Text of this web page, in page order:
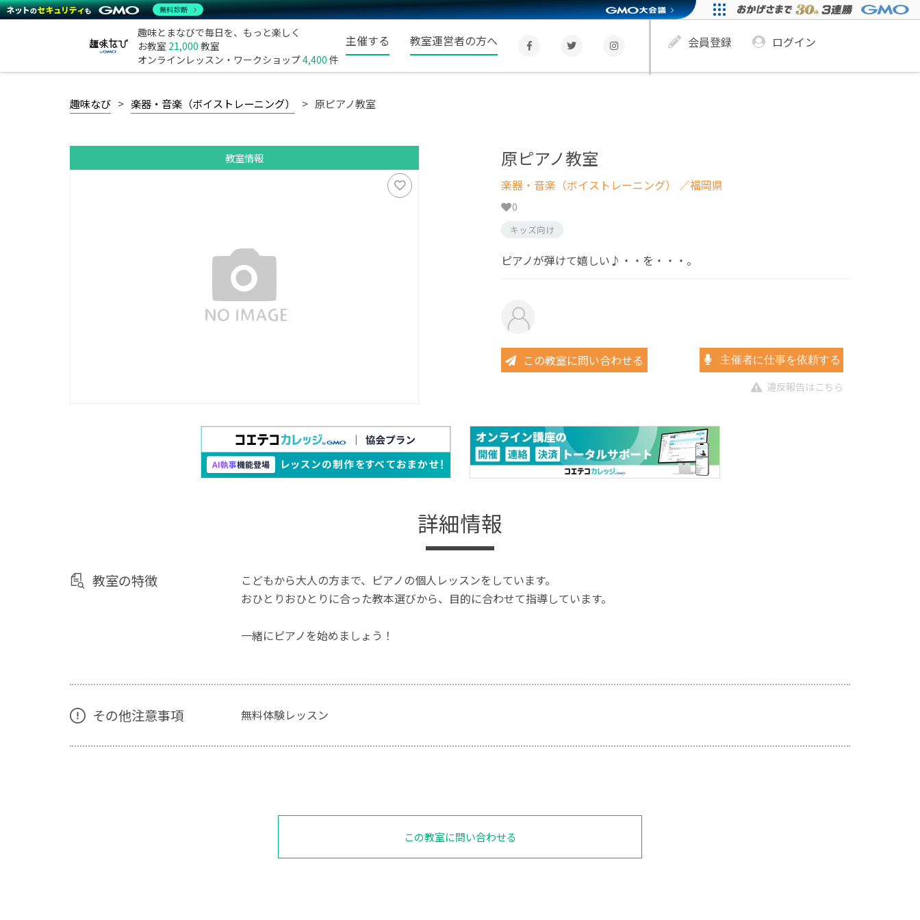
趣味とまなびで毎日を、もっと楽しく
お教室 21,000 教室
オンラインレッスン・ワークショップ4,400 件
主催する 教室運営者の方へ 会員登録 ログイン
趣味なび 楽器・音楽（ボイストレーニング） 原ピアノ教室
教室情報 原ピアノ教室
楽器・音楽（ボイストレーニング） ／福岡県
0
キッズ向け
ピアノが弾けて嬉しい♪・・を・・・。
この教室に問い合わせる 主催者に仕事を依頼する
違反報告はこちら
詳細情報
教室の特徴
こどもから大人の方まで、ピアノの個人レッスンをしています。
おひとりおひとりに合った教本選びから、目的に合わせて指導しています。
一緒にピアノを始めましょう！
その他注意事項 無料体験レッスン
この教室に問い合わせる
無料診断